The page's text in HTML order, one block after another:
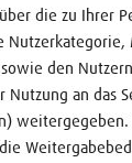
die zu Ihrer
Nutzerkategorie,
den
an das